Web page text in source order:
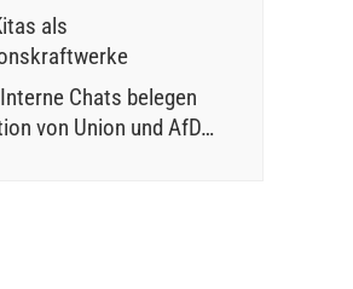
als
Interne Chats belegen
von Union und AfD…